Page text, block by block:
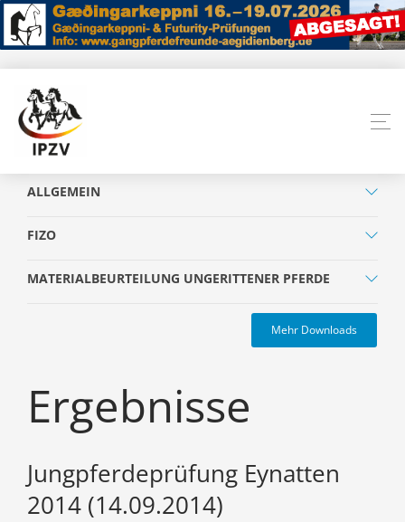
ALLGEMEIN
FIZO
MATERIALBEURTEILUNG UNGERITTENER PFERDE
Mehr Downloads
Ergebnisse
Jungpferdeprüfung Eynatten
2014 (14.09.2014)